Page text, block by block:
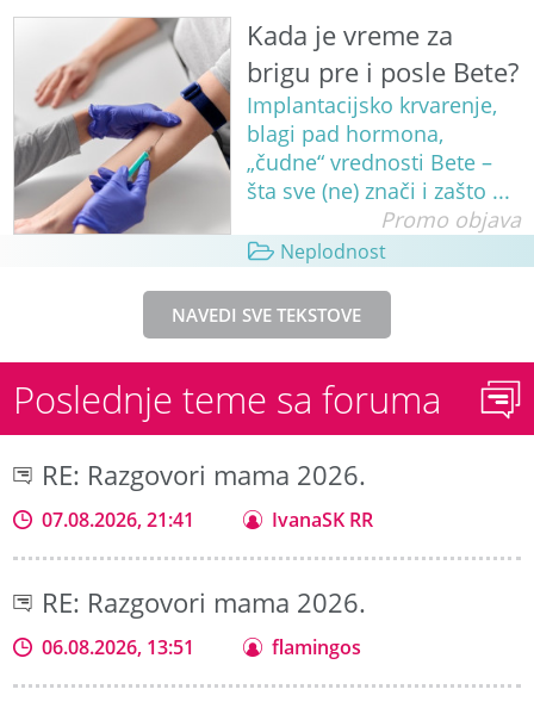
Kada je vreme za
brigu pre i posle Bete?
Implantacijsko krvarenje,
blagi pad hormona,
„čudne“ vrednosti Bete –
šta sve (ne) znači i zašto ...
Promo objava
Neplodnost
NAVEDI SVE TEKSTOVE
Poslednje teme sa foruma
RE: Razgovori mama 2026.
07.08.2026, 21:41 IvanaSK RR
RE: Razgovori mama 2026.
06.08.2026, 13:51 flamingos